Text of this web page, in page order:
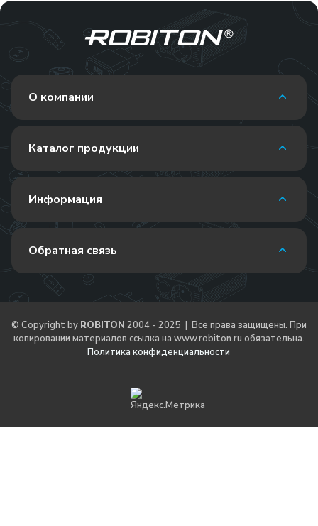
О компании
Каталог продукции
Информация
Обратная связь
© Copyright by ROBITON 2004 - 2025 | Все права защищены. При
копировании материалов ссылка на www.robiton.ru обязательна.
Политика конфиденциальности